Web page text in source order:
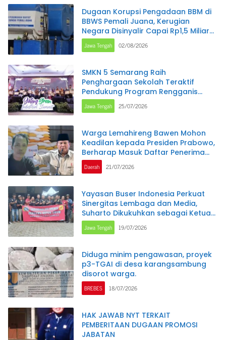
Dugaan Korupsi Pengadaan BBM di
BBWS Pemali Juana, Kerugian
Negara Disinyalir Capai Rp1,5 Miliar
per Bulan
Jawa Tengah 02/08/2026
SMKN 5 Semarang Raih
Penghargaan Sekolah Teraktif
Pendukung Program Rengganis
Mengajar pada Jateng Green
Industry Summit 2026
Jawa Tengah 25/07/2026
Warga Lemahireng Bawen Mohon
Keadilan kepada Presiden Prabowo,
Berharap Masuk Daftar Penerima
Bantuan Pangan
Daerah 21/07/2026
Yayasan Buser Indonesia Perkuat
Sinergitas Lembaga dan Media,
Suharto Dikukuhkan sebagai Ketua
DPC Brebes
Jawa Tengah 19/07/2026
Diduga minim pengawasan, proyek
p3-TGAI di desa karangsambung
disorot warga.
BREBES 18/07/2026
HAK JAWAB NYT TERKAIT
PEMBERITAAN DUGAAN PROMOSI
JABATAN